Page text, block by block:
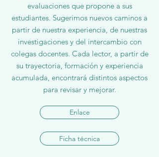
evaluaciones que propone a sus
estudiantes. Sugerimos nuevos caminos a
partir de nuestra experiencia, de nuestras
investigaciones y del intercambio con
colegas docentes. Cada lector, a partir de
su trayectoria, formación y experiencia
acumulada, encontrará distintos aspectos
para revisar y mejorar.
Enlace
Ficha técnica